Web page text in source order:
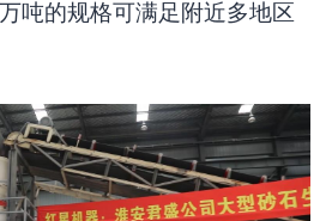
吨的规格可满足附近多地区